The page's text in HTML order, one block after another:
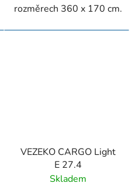
rozměrech 360 x 170 cm.
VEZEKO CARGO Light
E 27.4
Skladem